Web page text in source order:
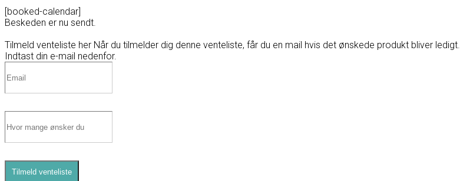
[booked-calendar]
Beskeden er nu sendt.
Tilmeld venteliste her Når du tilmelder dig denne venteliste, får du en mail hvis det ønskede produkt bliver ledigt.
Indtast din e-mail nedenfor.
Tilmeld venteliste